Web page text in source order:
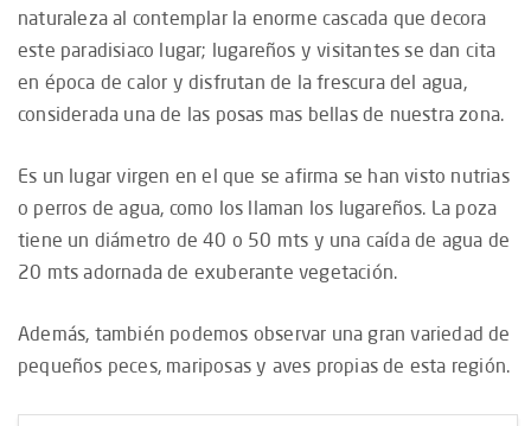
naturaleza al contemplar la enorme cascada que decora
este paradisiaco lugar; lugareños y visitantes se dan cita
en época de calor y disfrutan de la frescura del agua,
considerada una de las posas mas bellas de nuestra zona.
Es un lugar virgen en el que se afirma se han visto nutrias
o perros de agua, como los llaman los lugareños. La poza
tiene un diámetro de 40 o 50 mts y una caída de agua de
20 mts adornada de exuberante vegetación.
Además, también podemos observar una gran variedad de
pequeños peces, mariposas y aves propias de esta región.